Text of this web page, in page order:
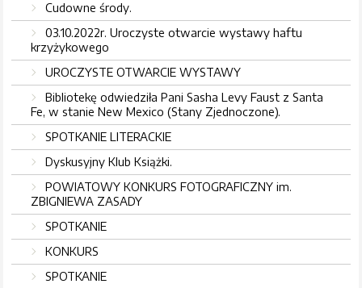
Cudowne środy.
03.10.2022r. Uroczyste otwarcie wystawy haftu
krzyżykowego
UROCZYSTE OTWARCIE WYSTAWY
Bibliotekę odwiedziła Pani Sasha Levy Faust z Santa
Fe, w stanie New Mexico (Stany Zjednoczone).
SPOTKANIE LITERACKIE
Dyskusyjny Klub Książki.
POWIATOWY KONKURS FOTOGRAFICZNY im.
ZBIGNIEWA ZASADY
SPOTKANIE
KONKURS
SPOTKANIE